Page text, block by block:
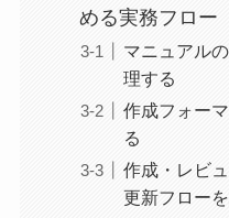
める実務フロー
マニュアル
理する
作成フォー
る
作成・レビ
更新フロー